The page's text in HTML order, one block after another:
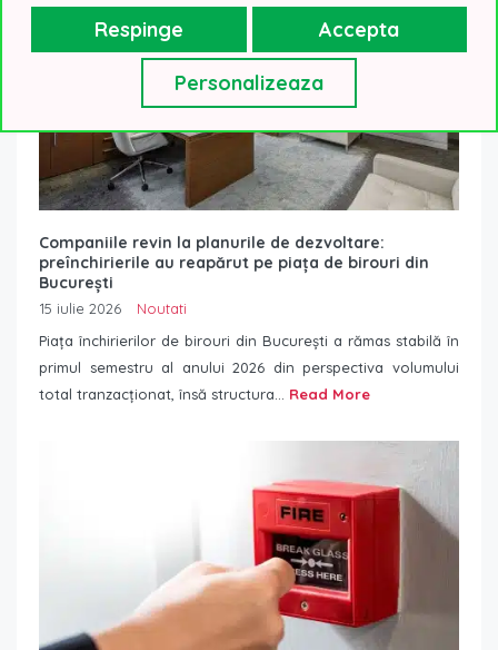
Companiile revin la planurile de dezvoltare:
preînchirierile au reapărut pe piața de birouri din
București
15 iulie 2026
Noutati
Piața închirierilor de birouri din București a rămas stabilă în
primul semestru al anului 2026 din perspectiva volumului
total tranzacționat, însă structura... Read More
Respinge Accepta
Personalizeaza